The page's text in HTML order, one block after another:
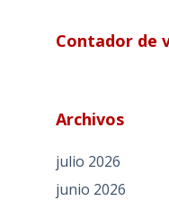
Contador de
Archivos
julio 2026
junio 2026